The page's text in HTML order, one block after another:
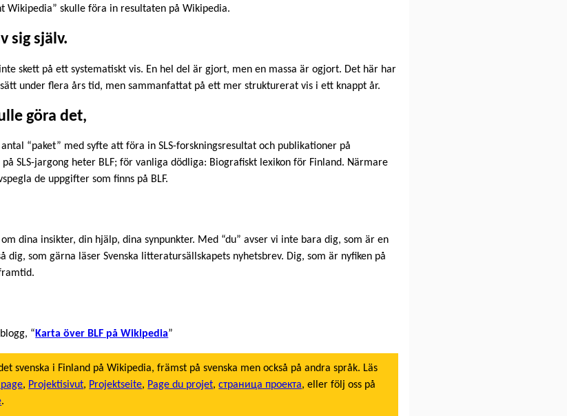
Wikipedia” skulle föra in resultaten på Wikipedia.
sig själv.
skett på ett systematiskt vis. En hel del är gjort, men en massa är ogjort. Det här har
under flera års tid, men sammanfattat på ett mer strukturerat vis i ett knappt år.
göra det,
“paket” med syfte att föra in SLS-forskningsresultat och publikationer på
SLS-jargong heter BLF; för vanliga dödliga: Biografiskt lexikon för Finland. Närmare
de uppgifter som finns på BLF.
dina insikter, din hjälp, dina synpunkter. Med “du” avser vi inte bara dig, som är en
dig, som gärna läser Svenska litteratursällskapets nyhetsbrev. Dig, som är nyfiken på
“Karta över BLF på Wikipedia”
svenska i Finland på Wikipedia, främst på svenska men också på andra språk. Läs
, Projektisivut, Projektseite, Page du projet,страница проекта, eller följ oss på
.